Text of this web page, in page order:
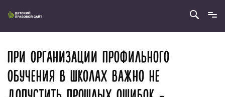
ПРИ ОРГАНИЗАЦИИ ПРОФИЛЬНОГО
ОБУЧЕНИЯ В ШКОЛАХ ВАЖНО НЕ